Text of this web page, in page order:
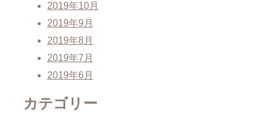
2019年10月
2019年9月
2019年8月
2019年7月
2019年6月
カテゴリー